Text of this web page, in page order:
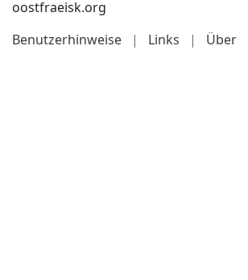
oostfraeisk.org
Benutzerhinweise
| Links | Über